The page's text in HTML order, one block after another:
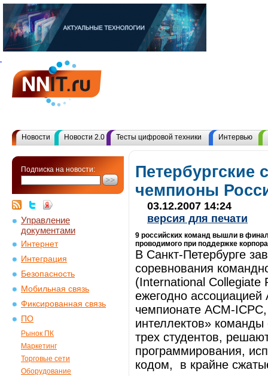
Новости Новости 2.0 Тесты цифровой техники Интервью
Подписка на новости:
Управление
документами
Интернет
Интеграция
Безопасность
Мобильная связь
Фиксированная связь
ПО
Рынок ПК
Маркетинг
Торговые сети
Оборудование
Петербургские
чемпионы
03.12.2007 14:24
версия для печати
9 российских команд вышли в
проводимого при поддержке
В Санкт-Петербурге
соревнования
(International Collegiate
ежегодно
чемпионате ACM-
интеллектов» команды
трех студентов,
программирования,
кодом, в крайне